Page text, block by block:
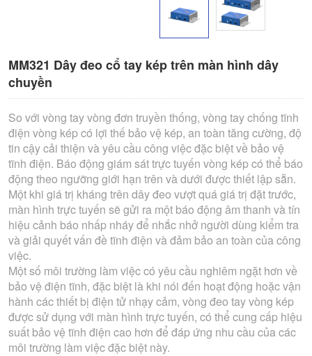
MM321 Dây đeo cổ tay kép trên màn hình dây
chuyền
So với vòng tay vòng đơn truyền thống, vòng tay chống tĩnh
điện vòng kép có lợi thế bảo vệ kép, an toàn tăng cường, độ
tin cậy cải thiện và yêu cầu công việc đặc biệt về bảo vệ
tĩnh điện. Báo động giám sát trực tuyến vòng kép có thể báo
động theo ngưỡng giới hạn trên và dưới được thiết lập sẵn.
Một khi giá trị kháng trên dây đeo vượt quá giá trị đặt trước,
màn hình trực tuyến sẽ gửi ra một báo động âm thanh và tín
hiệu cảnh báo nhấp nháy để nhắc nhở người dùng kiểm tra
và giải quyết vấn đề tĩnh điện và đảm bảo an toàn của công
việc.
Một số môi trường làm việc có yêu cầu nghiêm ngặt hơn về
bảo vệ điện tĩnh, đặc biệt là khi nói đến hoạt động hoặc vận
hành các thiết bị điện tử nhạy cảm, vòng đeo tay vòng kép
được sử dụng với màn hình trực tuyến, có thể cung cấp hiệu
suất bảo vệ tĩnh điện cao hơn để đáp ứng nhu cầu của các
môi trường làm việc đặc biệt này.